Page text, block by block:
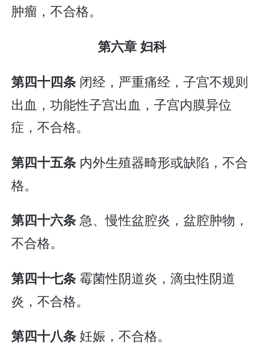
肿瘤，不合格。
第六章 妇科
第四十四条 闭经，严重痛经，子宫不规则
出血，功能性子宫出血，子宫内膜异位
症，不合格。
第四十五条 内外生殖器畸形或缺陷，不合
格。
第四十六条急、慢性盆腔炎，盆腔肿物，
不合格。
第四十七条霉菌性阴道炎，滴虫性阴道
炎，不合格。
第四十八条妊娠，不合格。